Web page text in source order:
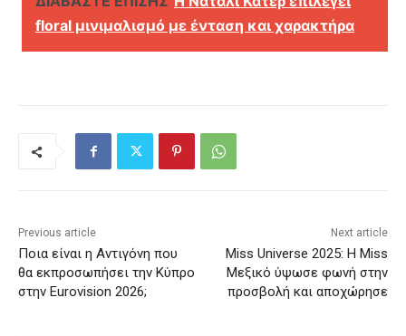
floral μινιμαλισμό με ένταση και χαρακτήρα
Previous article
Ποια είναι η Αντιγόνη που
θα εκπροσωπήσει την Κύπρο
στην Eurovision 2026;
Next article
Miss Universe 2025: Η Miss
Μεξικό ύψωσε φωνή στην
προσβολή και αποχώρησε